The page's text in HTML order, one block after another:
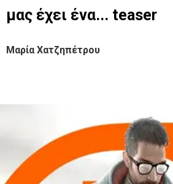
μας έχει ένα... teaser
Μαρία Χατζηπέτρου